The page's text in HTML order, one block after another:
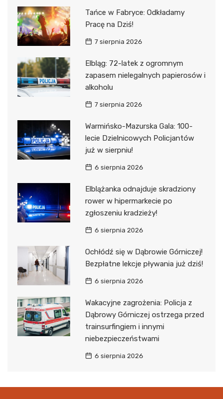
Tańce w Fabryce: Odkładamy
Pracę na Dziś!
7 sierpnia 2026
Elbląg: 72-latek z ogromnym
zapasem nielegalnych papierosów i
alkoholu
7 sierpnia 2026
Warmińsko-Mazurska Gala: 100-
lecie Dzielnicowych Policjantów
już w sierpniu!
6 sierpnia 2026
Elblążanka odnajduje skradziony
rower w hipermarkecie po
zgłoszeniu kradzieży!
6 sierpnia 2026
Ochłódź się w Dąbrowie Górniczej!
Bezpłatne lekcje pływania już dziś!
6 sierpnia 2026
Wakacyjne zagrożenia: Policja z
Dąbrowy Górniczej ostrzega przed
trainsurfingiem i innymi
niebezpieczeństwami
6 sierpnia 2026